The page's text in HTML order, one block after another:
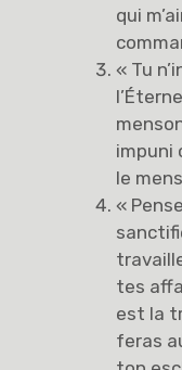
qui
« Tu
impuni
le
«
tes
est la
feras